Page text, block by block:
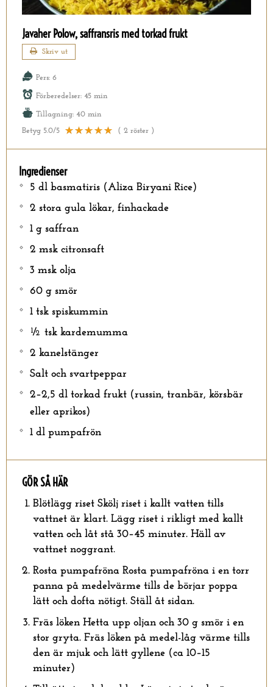
Javaher Polow, saffransris med torkad frukt
Skriv ut
Pers: 6
Förberedelser: 45 min
Tillagning: 40 min
Betyg 5.0/5 ( 2 röster )
Ingredienser
5 dl basmatiris (Aliza Biryani Rice)
2 stora gula lökar, finhackade
1 g saffran
2 msk citronsaft
3 msk olja
60 g smör
1 tsk spiskummin
½ tsk kardemumma
2 kanelstänger
Salt och svartpeppar
2–2,5 dl torkad frukt (russin, tranbär, körsbär
eller aprikos)
1 dl pumpafrön
GÖR SÅ HÄR
Blötlägg riset Skölj riset i kallt vatten tills
vattnet är klart. Lägg riset i rikligt med kallt
vatten och låt stå 30–45 minuter. Häll av
vattnet noggrant.
Rosta pumpafröna Rosta pumpafröna i en torr
panna på medelvärme tills de börjar poppa
lätt och dofta nötigt. Ställ åt sidan.
Fräs löken Hetta upp oljan och 30 g smör i en
stor gryta. Fräs löken på medel-låg värme tills
den är mjuk och lätt gyllene (ca 10–15
minuter)